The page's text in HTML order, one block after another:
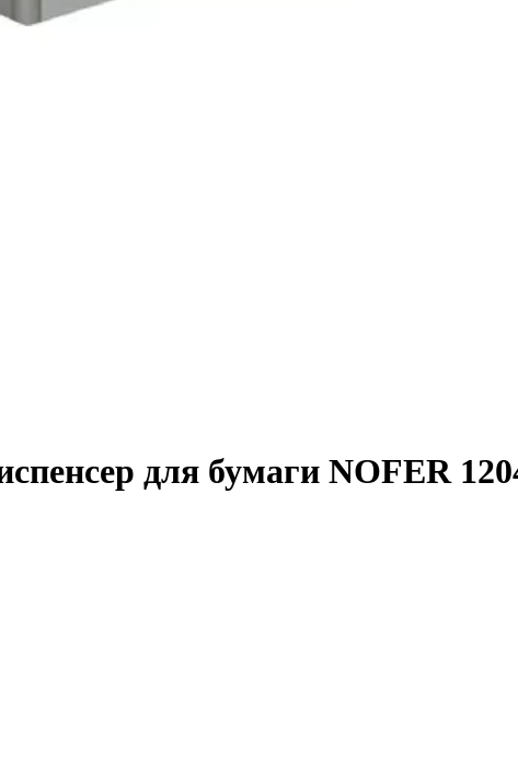
для бумаги NOFER